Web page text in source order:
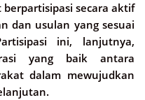
secara aktif
dan usulan yang sesuai
ini, lanjutnya,
yang baik antara
dalam mewujudkan